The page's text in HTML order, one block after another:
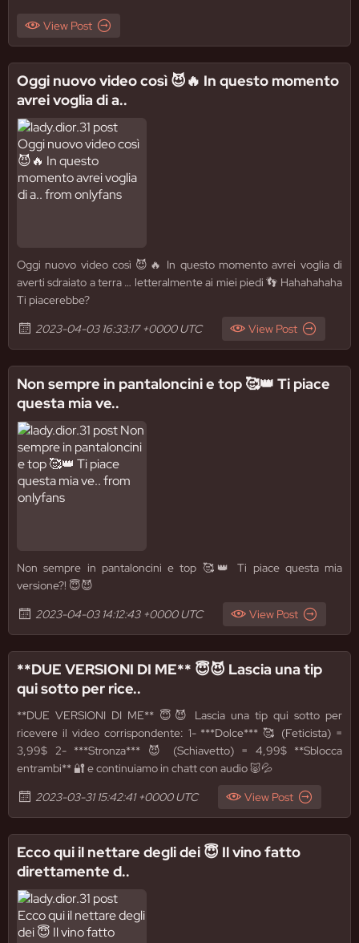
View Post
Oggi nuovo video così 😈🔥 In questo momento
avrei voglia di a..
Oggi nuovo video così 😈🔥 In questo momento avrei voglia di
averti sdraiato a terra … letteralmente ai miei piedi 👣 Hahahahaha
Ti piacerebbe?
2023-04-03 16:33:17 +0000 UTC
View Post
Non sempre in pantaloncini e top 🥰👑 Ti piace
questa mia ve..
Non sempre in pantaloncini e top 🥰👑 Ti piace questa mia
versione?! 😇😈
2023-04-03 14:12:43 +0000 UTC
View Post
**DUE VERSIONI DI ME** 😇😈 Lascia una tip
qui sotto per rice..
**DUE VERSIONI DI ME** 😇😈 Lascia una tip qui sotto per
ricevere il video corrispondente: 1- ***Dolce*** 🥰 (Feticista) =
3,99$ 2- ***Stronza*** 😈 (Schiavetto) = 4,99$ **Sblocca
entrambi** 🔐 e continuiamo in chatt con audio 🐷💦
2023-03-31 15:42:41 +0000 UTC
View Post
Ecco qui il nettare degli dei 😇 Il vino fatto
direttamente d..